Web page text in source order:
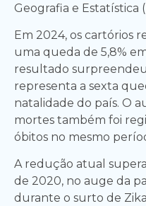
Geografia e Estatística
Em 2024, os cartórios
uma queda de 5,8%
resultado
representa a sexta
natalidade do país. O
mortes também foi
óbitos no mesmo
A redução atual
de 2020, no auge da
durante o surto de